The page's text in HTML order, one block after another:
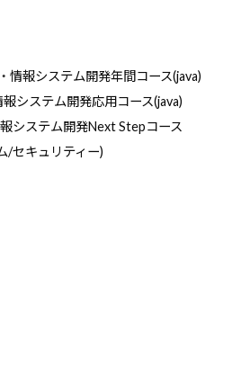
情報システム開発年間コース(java)
報システム開発応用コース(java)
システム開発Next Stepコース
/セキュリティー)